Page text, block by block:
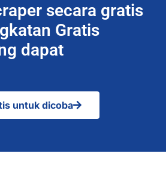
secara gratis
Gratis
dapat
untuk dicoba